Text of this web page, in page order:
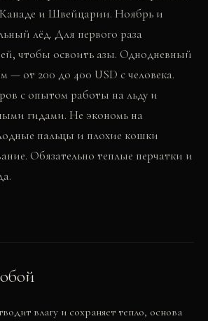
Канаде и Швейцарии. Ноябрь и
лёд. Для первого раза
чтобы освоить азы. Однодневный
— от 200 до 400 USD с человека.
с опытом работы на льду и
гидами. Не экономь на
пальцы и плохие кошки
Обязательно теплые перчатки и
влагу и сохраняет тепло, основа